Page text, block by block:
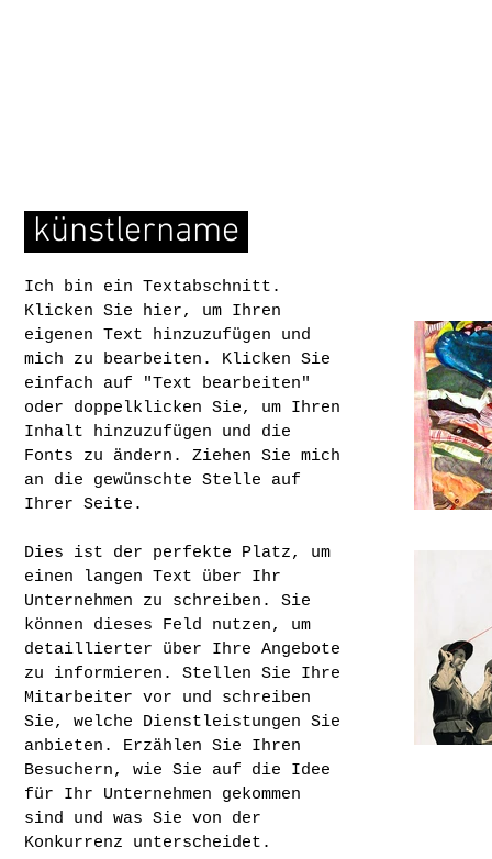
künstlername
Ich bin ein Textabschnitt.
Klicken Sie hier, um Ihren
eigenen Text hinzuzufügen und
mich zu bearbeiten. Klicken Sie
einfach auf "Text bearbeiten"
oder doppelklicken Sie, um Ihren
Inhalt hinzuzufügen und die
Fonts zu ändern. Ziehen Sie mich
an die gewünschte Stelle auf
Ihrer Seite.
Dies ist der perfekte Platz, um
einen langen Text über Ihr
Unternehmen zu schreiben. Sie
können dieses Feld nutzen, um
detaillierter über Ihre Angebote
zu informieren. Stellen Sie Ihre
Mitarbeiter vor und schreiben
Sie, welche Dienstleistungen Sie
anbieten. Erzählen Sie Ihren
Besuchern, wie Sie auf die Idee
für Ihr Unternehmen gekommen
sind und was Sie von der
Konkurrenz unterscheidet.